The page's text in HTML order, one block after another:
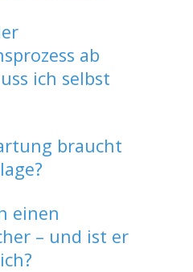
ab
ich selbst
braucht
einen
– und ist er